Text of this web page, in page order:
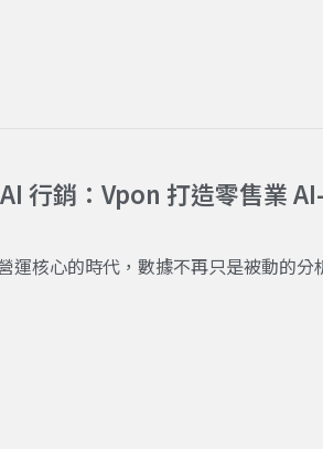
行銷：Vpon 打造零售業
運核心的時代，數據不再只是被動的分